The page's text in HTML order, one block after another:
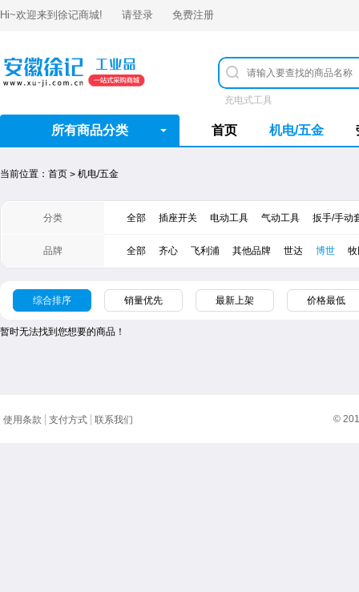
Hi~欢迎来到 徐记商城! 请登录 免费注册
充电式工具
所有商品分类 首页 机电/五金
当前位置： 首页 > 机电/五金
分类 全部 插座开关 电动工具 气动工具 扳手/手动
品牌 全部 齐心 飞利浦 其他品牌 世达 ​博世
综合排序 销量优先 最新上架 价格最低
暂时无法找到您想要的商品！
©
使用条款 支付方式 联系我们